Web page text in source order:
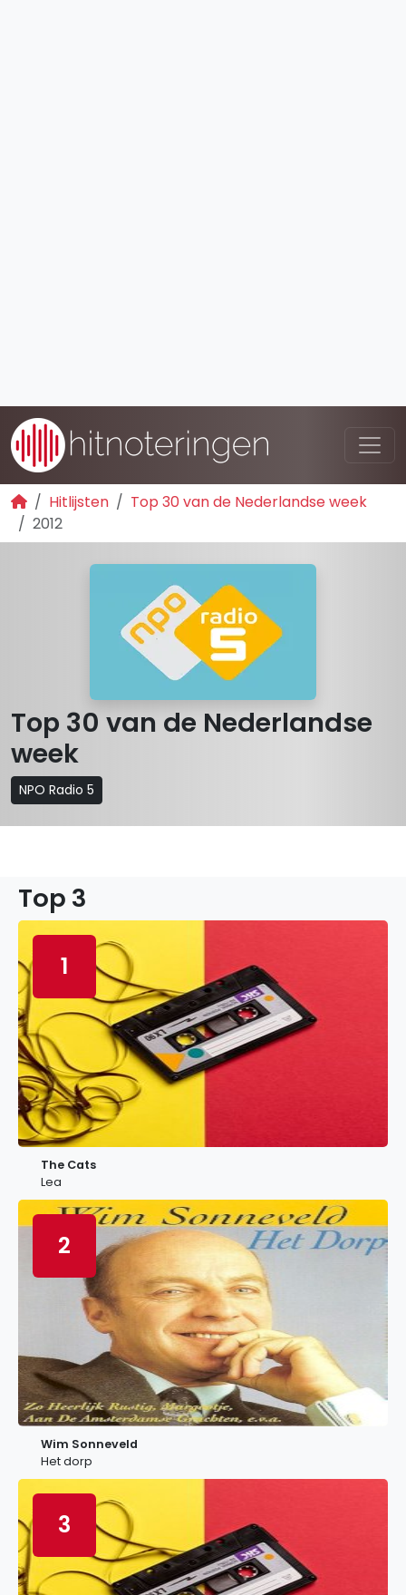
Hitlijsten
Top 30 van de Nederlandse week
2012
Top 30 van de Nederlandse
week
NPO Radio 5
Top 3
1
The Cats
Lea
2
Wim Sonneveld
Het dorp
3